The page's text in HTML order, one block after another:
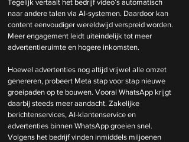
Tegelijk vertaalt het bedrijf video’s automatisch
naar andere talen via AI-systemen. Daardoor kan
content eenvoudiger wereldwijd verspreid worden.
Meer engagement leidt uiteindelijk tot meer
advertentieruimte en hogere inkomsten.
Hoewel advertenties nog altijd vrijwel alle omzet
genereren, probeert Meta stap voor stap nieuwe
groeipaden op te bouwen. Vooral WhatsApp krijgt
daarbij steeds meer aandacht. Zakelijke
berichtenservices, AI-klantenservice en
advertenties binnen WhatsApp groeien snel.
Volgens het bedrijf vinden inmiddels miljoenen